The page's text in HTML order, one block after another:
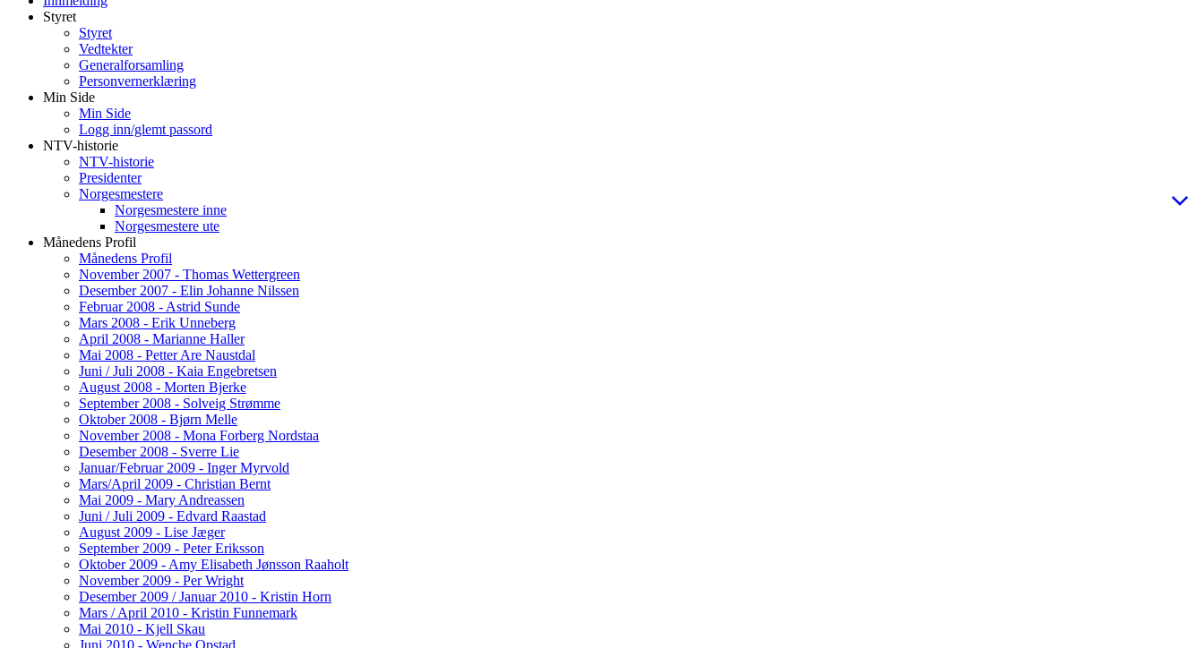
Styret
Styret
Vedtekter
Generalforsamling
Personvernerklæring
Min Side
Min Side
Logg inn/glemt passord
NTV-historie
NTV-historie
Presidenter
Norgesmestere
Norgesmestere inne
Norgesmestere ute
Månedens Profil
Månedens Profil
November 2007 - Thomas Wettergreen
Desember 2007 - Elin Johanne Nilssen
Februar 2008 - Astrid Sunde
Mars 2008 - Erik Unneberg
April 2008 - Marianne Haller
Mai 2008 - Petter Are Naustdal
Juni / Juli 2008 - Kaia Engebretsen
August 2008 - Morten Bjerke
September 2008 - Solveig Strømme
Oktober 2008 - Bjørn Melle
November 2008 - Mona Forberg Nordstaa
Desember 2008 - Sverre Lie
Januar/Februar 2009 - Inger Myrvold
Mars/April 2009 - Christian Bernt
Mai 2009 - Mary Andreassen
Juni / Juli 2009 - Edvard Raastad
August 2009 - Lise Jæger
September 2009 - Peter Eriksson
Oktober 2009 - Amy Elisabeth Jønsson Raaholt
November 2009 - Per Wright
Desember 2009 / Januar 2010 - Kristin Horn
Mars / April 2010 - Kristin Funnemark
Mai 2010 - Kjell Skau
Juni 2010 - Wenche Opstad